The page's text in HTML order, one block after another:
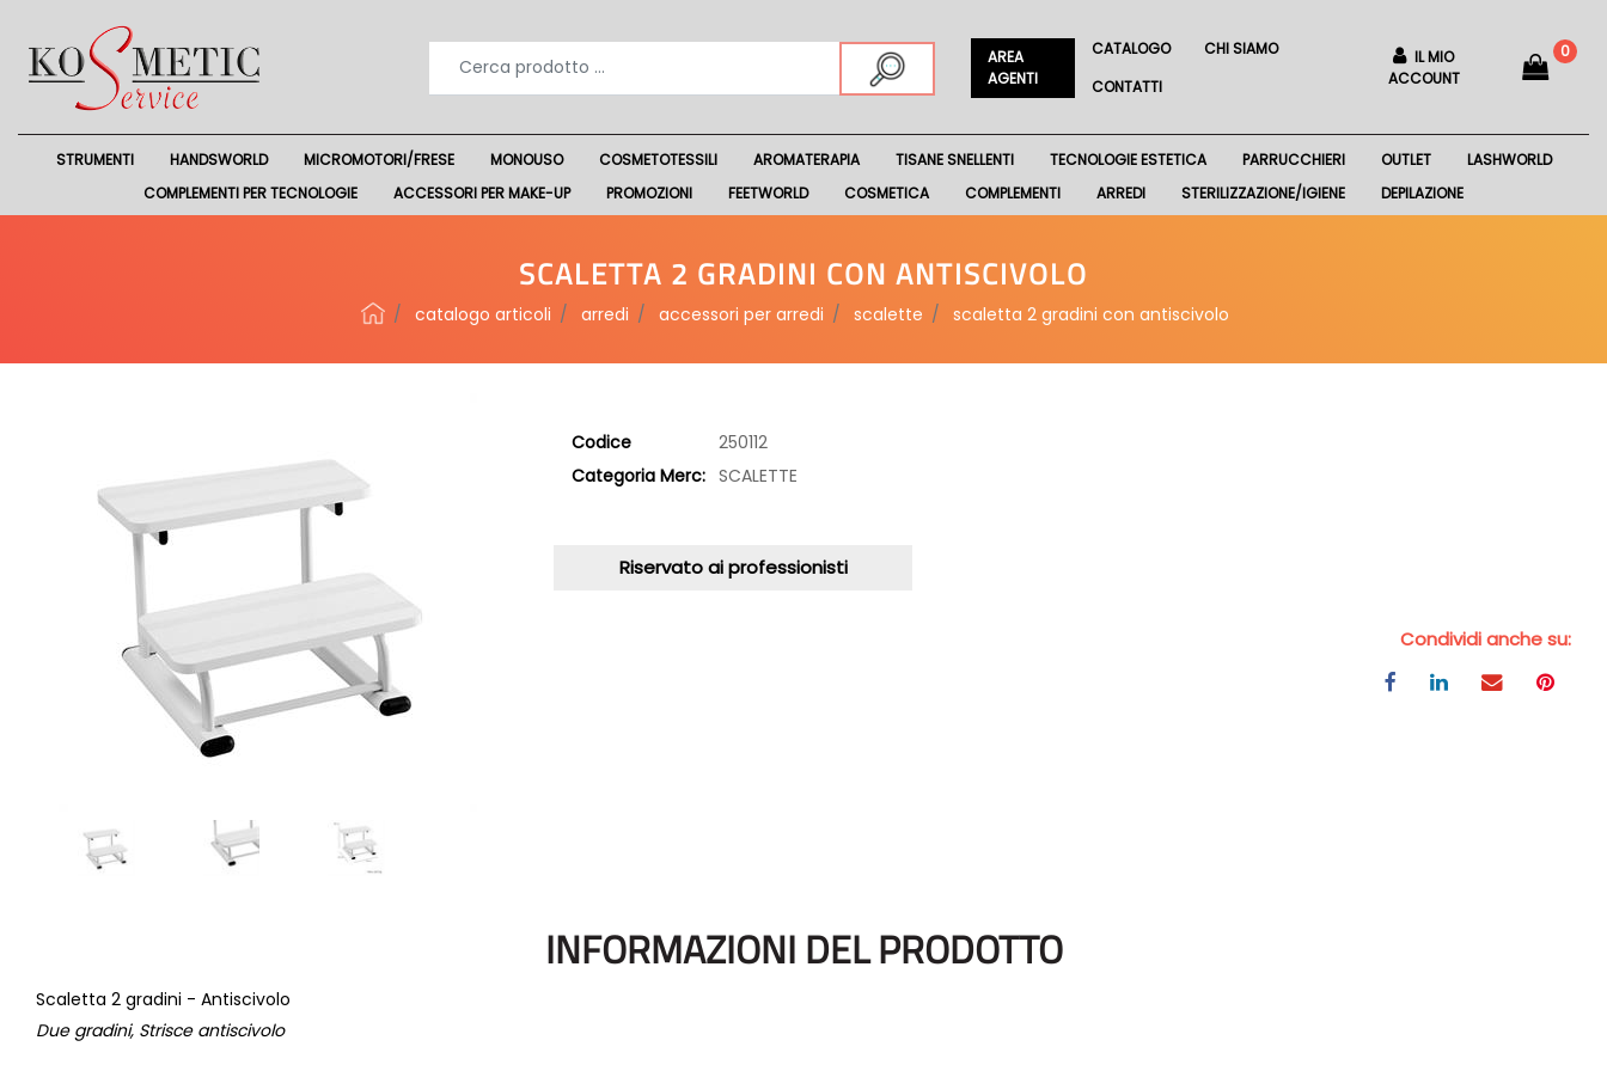
AREA
AGENTI
CATALOGO
CHI SIAMO
CONTATTI
IL MIO
ACCOUNT
0
STRUMENTI HANDSWORLD MICROMOTORI/FRESE MONOUSO COSMETOTESSILI AROMATERAPIA TISANE SNELLENTI TECNOLOGIE ESTETICA PARRUCCHIERI OUTLET
LASHWORLD
COMPLEMENTI PER TECNOLOGIE
ACCESSORI PER MAKE-UP PROMOZIONI FEETWORLD COSMETICA COMPLEMENTI ARREDI STERILIZZAZIONE/IGIENE DEPILAZIONE
SCALETTA 2 GRADINI CON ANTISCIVOLO
catalogo articoli arredi accessori per arredi scalette scaletta 2 gradini con antiscivolo
Codice
250112
Categoria Merc: SCALETTE
Riservato ai professionisti
Condividi anche su:
INFORMAZIONI DEL PRODOTTO
Scaletta 2 gradini - Antiscivolo
Due gradini, Strisce antiscivolo